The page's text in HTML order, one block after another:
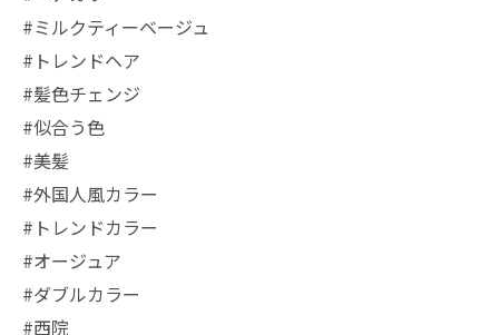
#ミルクティーベージュ
#トレンドヘア
#髪色チェンジ
#似合う色
#美髪
#外国人風カラー
#トレンドカラー
#オージュア
#ダブルカラー
#西院